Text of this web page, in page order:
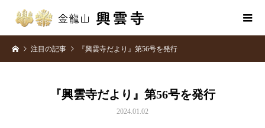
注目の記事 『興雲寺だより』第56号を発行
『興雲寺だより』第56号を発行
2024.01.02